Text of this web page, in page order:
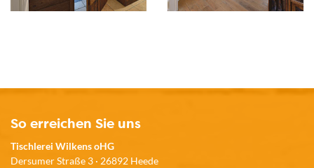
So erreichen Sie uns
Tischlerei Wilkens oHG
Dersumer Straße 3 · 26892 Heede